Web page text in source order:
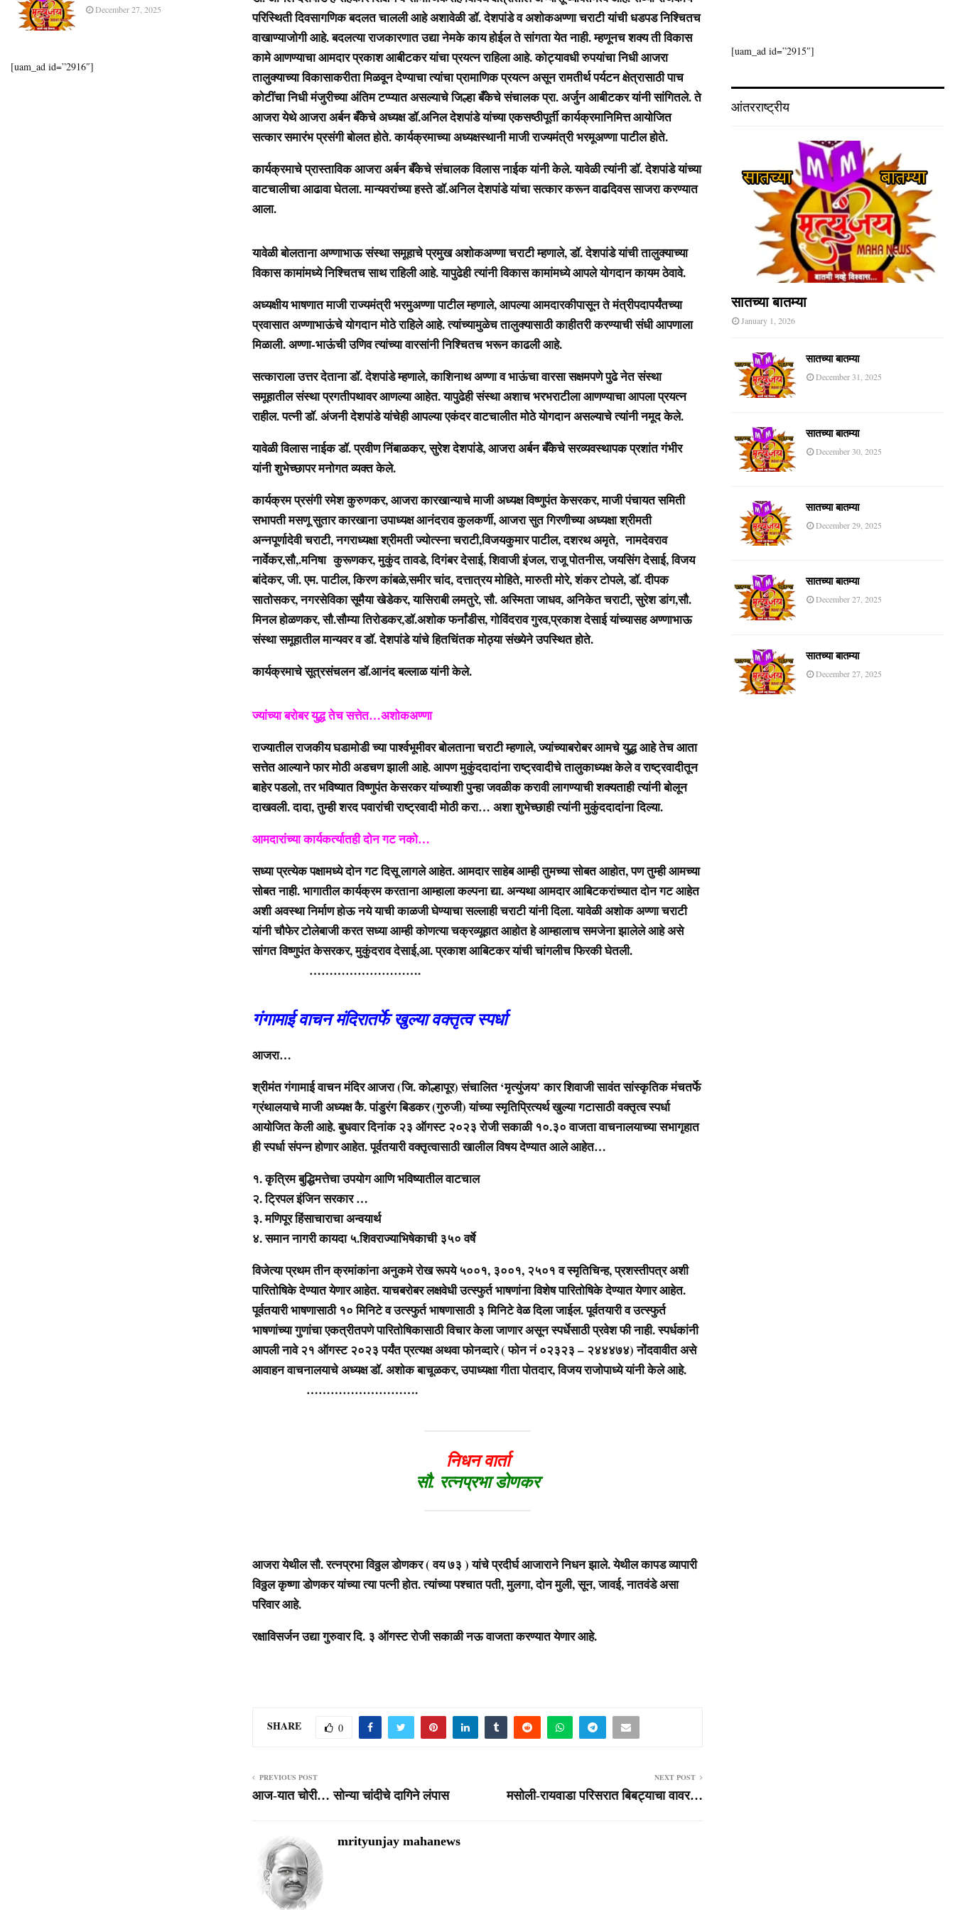
परिस्थिती दिवसागणिक बदलत चालली आहे अशावेळी डॉ. देशपांडे व अशोकअण्णा चराटी यांची धडपड निश्चितच
वाखाण्याजोगी आहे. बदलत्या राजकारणात उद्या नेमके काय होईल ते सांगता येत नाही. म्हणूनच शक्य ती विकास
कामे आणण्याचा आमदार प्रकाश आबीटकर यांचा प्रयत्न राहिला आहे. कोट्यावधी रुपयांचा निधी आजरा
तालुक्याच्या विकासाकरीता मिळवून देण्याचा त्यांचा प्रामाणिक प्रयत्न असून रामतीर्थ पर्यटन क्षेत्रासाठी पाच
कोटींचा निधी मंजुरीच्या अंतिम टप्प्यात असल्याचे जिल्हा बँकेचे संचालक प्रा. अर्जुन आबीटकर यांनी सांगितले. ते
आजरा येथे आजरा अर्बन बँकेचे अध्यक्ष डॉ.अनिल देशपांडे यांच्या एकसष्ठीपूर्ती कार्यक्रमानिमित्त आयोजित
सत्कार समारंभ प्रसंगी बोलत होते. कार्यक्रमाच्या अध्यक्षस्थानी माजी राज्यमंत्रीभरमूअण्णा पाटील होते.
कार्यक्रमाचे प्रास्ताविक आजरा अर्बन बँकेचे संचालक विलास नाईक यांनी केले. यावेळी त्यांनी डॉ. देशपांडे यांच्या
वाटचालीचा आढावा घेतला. मान्यवरांच्या हस्ते डॉ.अनिल देशपांडे यांचा सत्कार करून वाढदिवस साजरा करण्यात
आला.
यावेळी बोलताना अण्णाभाऊ संस्था समूहाचे प्रमुख अशोकअण्णा चराटी म्हणाले, डॉ. देशपांडे यांची तालुक्याच्या
विकास कामांमध्ये निश्चितच साथ राहिली आहे. यापुढेही त्यांनी विकास कामांमध्ये आपले योगदान कायम ठेवावे.
अध्यक्षीय भाषणात माजी राज्यमंत्री भरमुअण्णा पाटील म्हणाले, आपल्या आमदारकीपासून ते मंत्रीपदापर्यंतच्या
प्रवासात अण्णाभाऊंचे योगदान मोठे राहिले आहे. त्यांच्यामुळेच तालुक्यासाठी काहीतरी करण्याची संधी आपणाला
मिळाली. अण्णा-भाऊंची उणिव त्यांच्या वारसांनी निश्चितच भरून काढली आहे.
सत्काराला उत्तर देताना डॉ. देशपांडे म्हणाले, काशिनाथ अण्णा व भाऊंचा वारसा सक्षमपणे पुढे नेत संस्था
समूहातील संस्था प्रगतीपथावर आणल्या आहेत. यापुढेही संस्था अशाच भरभराटीला आणण्याचा आपला प्रयत्न
राहील. पत्नी डॉ. अंजनी देशपांडे यांचेही आपल्या एकंदर वाटचालीत मोठे योगदान असल्याचे त्यांनी नमूद केले.
यावेळी विलास नाईक डॉ. प्रवीण निंबाळकर, सुरेश देशपांडे, आजरा अर्बन बँकेचे सरव्यवस्थापक प्रशांत गंभीर
यांनी शुभेच्छापर मनोगत व्यक्त केले.
कार्यक्रम प्रसंगी रमेश कुरुणकर, आजरा कारखान्याचे माजी अध्यक्ष विष्णुपंत केसरकर, माजी पंचायत समिती
सभापती मसणू सुतार कारखाना उपाध्यक्ष आनंदराव कुलकर्णी, आजरा सुत गिरणीच्या अध्यक्षा श्रीमती
अन्नपूर्णादेवी चराटी, नगराध्यक्षा श्रीमती ज्योत्स्ना चराटी,विजयकुमार पाटील, दशरथ अमृते, नामदेवराव
नार्वेकर,सौ,.मनिषा कुरूणकर, मुकुंद तावडे, दिगंबर देसाई, शिवाजी इंजल, राजू पोतनीस, जयसिंग देसाई, विजय
बांदेकर, जी. एम. पाटील, किरण कांबळे,समीर चांद, दत्तात्रय मोहिते, मारुती मोरे, शंकर टोपले, डॉ. दीपक
सातोसकर, नगरसेविका सूमैया खेडेकर, यासिराबी लमतुरे, सौ. अस्मिता जाधव, अनिकेत चराटी, सुरेश डांग,सौ.
मिनल होळणकर, सौ.सौम्या तिरोडकर,डॉ.अशोक फर्नांडीस, गोविंदराव गुरव,प्रकाश देसाई यांच्यासह अण्णाभाऊ
संस्था समूहातील मान्यवर व डॉ. देशपांडे यांचे हितचिंतक मोठ्या संख्येने उपस्थित होते.
कार्यक्रमाचे सूत्रसंचलन डॉ.आनंद बल्लाळ यांनी केले.
ज्यांच्या बरोबर युद्ध तेच सत्तेत…अशोकअण्णा
राज्यातील राजकीय घडामोडी च्या पार्श्वभूमीवर बोलताना चराटी म्हणाले, ज्यांच्याबरोबर आमचे युद्ध आहे तेच आता
सत्तेत आल्याने फार मोठी अडचण झाली आहे. आपण मुकुंददादांना राष्ट्रवादीचे तालुकाध्यक्ष केले व राष्ट्रवादीतून
बाहेर पडलो, तर भविष्यात विष्णुपंत केसरकर यांच्याशी पुन्हा जवळीक करावी लागण्याची शक्यताही त्यांनी बोलून
दाखवली. दादा, तुम्ही शरद पवारांची राष्ट्रवादी मोठी करा… अशा शुभेच्छाही त्यांनी मुकुंददादांना दिल्या.
आमदारांच्या कार्यकर्त्यातही दोन गट नको…
सध्या प्रत्येक पक्षामध्ये दोन गट दिसू लागले आहेत. आमदार साहेब आम्ही तुमच्या सोबत आहोत, पण तुम्ही आमच्या
सोबत नाही. भागातील कार्यक्रम करताना आम्हाला कल्पना द्या. अन्यथा आमदार आबिटकरांच्यात दोन गट आहेत
अशी अवस्था निर्माण होऊ नये याची काळजी घेण्याचा सल्लाही चराटी यांनी दिला. यावेळी अशोक अण्णा चराटी
यांनी चौफेर टोलेबाजी करत सध्या आम्ही कोणत्या चक्रव्यूहात आहोत हे आम्हालाच समजेना झालेले आहे असे
सांगत विष्णुपंत केसरकर, मुकुंदराव देसाई,आ. प्रकाश आबिटकर यांची चांगलीच फिरकी घेतली.
……………………….
गंगामाई वाचन मंदिरातर्फे खुल्या वक्तृत्व स्पर्धा
आजरा…
श्रीमंत गंगामाई वाचन मंदिर आजरा (जि. कोल्हापूर) संचालित ‘मृत्युंजय’ कार शिवाजी सावंत सांस्कृतिक मंचतर्फे
ग्रंथालयाचे माजी अध्यक्ष कै. पांडुरंग बिडकर (गुरुजी) यांच्या स्मृतिप्रित्यर्थ खुल्या गटासाठी वक्तृत्व स्पर्धा
आयोजित केली आहे. बुधवार दिनांक २३ ऑगस्ट २०२३ रोजी सकाळी १०.३० वाजता वाचनालयाच्या सभागृहात
ही स्पर्धा संपन्न होणार आहेत. पूर्वतयारी वक्तृत्वासाठी खालील विषय देण्यात आले आहेत…
१. कृत्रिम बुद्धिमत्तेचा उपयोग आणि भविष्यातील वाटचाल
२. ट्रिपल इंजिन सरकार …
३. मणिपूर हिंसाचाराचा अन्वयार्थ
४. समान नागरी कायदा ५.शिवराज्याभिषेकाची ३५० वर्षे
विजेत्या प्रथम तीन क्रमांकांना अनुकमे रोख रूपये ५००१, ३००१, २५०१ व स्मृतिचिन्ह, प्रशस्तीपत्र अशी
पारितोषिके देण्यात येणार आहेत. याचबरोबर लक्षवेधी उत्स्फुर्त भाषणांना विशेष पारितोषिके देण्यात येणार आहेत.
पूर्वतयारी भाषणासाठी १० मिनिटे व उत्स्फुर्त भाषणासाठी ३ मिनिटे वेळ दिला जाईल. पूर्वतयारी व उत्स्फुर्त
भाषणांच्या गुणांचा एकत्रीतपणे पारितोषिकासाठी विचार केला जाणार असून स्पर्धेसाठी प्रवेश फी नाही. स्पर्धकांनी
आपली नावे २१ ऑगस्ट २०२३ पर्यंत प्रत्यक्ष अथवा फोनव्दारे ( फोन नं ०२३२३ – २४४४७४) नोंदवावीत असे
आवाहन वाचनालयाचे अध्यक्ष डॉ. अशोक बाचूळकर, उपाध्यक्षा गीता पोतदार, विजय राजोपाध्ये यांनी केले आहे.
……………………….
निधन वार्ता
सौ. रत्नप्रभा डोणकर
आजरा येथील सौ. रत्नप्रभा विठ्ठल डोणकर ( वय ७३ ) यांचे प्रदीर्घ आजाराने निधन झाले. येथील कापड व्यापारी
विठ्ठल कृष्णा डोणकर यांच्या त्या पत्नी होत. त्यांच्या पश्चात पती, मुलगा, दोन मुली, सून, जावई, नातवंडे असा
परिवार आहे.
रक्षाविसर्जन उद्या गुरुवार दि. ३ ऑगस्ट रोजी सकाळी नऊ वाजता करण्यात येणार आहे.
SHARE 0
PREVIOUS POST
आज-यात चोरी… सोन्या चांदीचे दागिने लंपास
NEXT POST
मसोली-रायवाडा परिसरात बिबट्याचा वावर…
mrityunjay mahanews
December 27, 2025
[uam_ad id=”2916″]
[uam_ad id=”2915″]
आंतरराष्ट्रीय
सातच्या बातम्या
January 1, 2026
सातच्या बातम्या
December 31, 2025
सातच्या बातम्या
December 30, 2025
सातच्या बातम्या
December 29, 2025
सातच्या बातम्या
December 27, 2025
सातच्या बातम्या
December 27, 2025